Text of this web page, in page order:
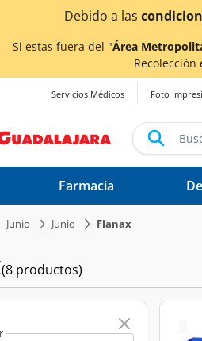
inner"> Debido a las
Si estas fuera del "Área
Recolección
Servicios Médicos Foto
Farmacia
Junio Junio Flanax
(8 productos)